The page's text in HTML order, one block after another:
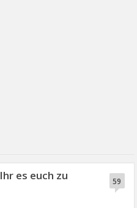
59
es euch zu